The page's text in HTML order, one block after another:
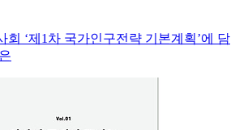
회 ‘제1차 국가인구전략 기본계획’에 담